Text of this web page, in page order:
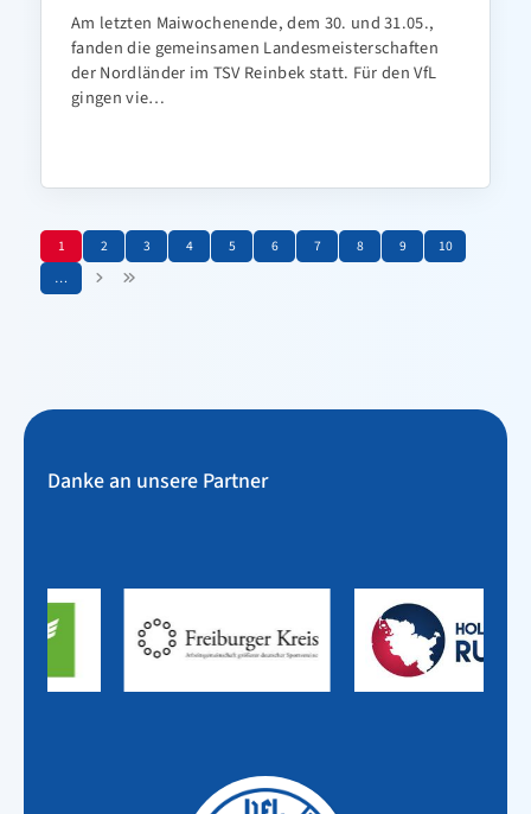
Am letzten Maiwochenende, dem 30. und 31.05.,
fanden die gemeinsamen Landesmeisterschaften
der Nordländer im TSV Reinbek statt. Für den VfL
gingen vie…
1 2 3 4 5 6 7 8 9
10
…
Danke an unsere Partner